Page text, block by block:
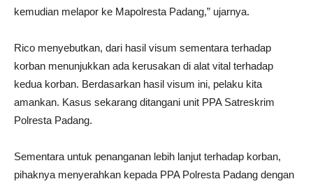
kemudian melapor ke Mapolresta Padang,” ujarnya.
Rico menyebutkan, dari hasil visum sementara terhadap
korban menunjukkan ada kerusakan di alat vital terhadap
kedua korban. Berdasarkan hasil visum ini, pelaku kita
amankan. Kasus sekarang ditangani unit PPA Satreskrim
Polresta Padang.
Sementara untuk penanganan lebih lanjut terhadap korban,
pihaknya menyerahkan kepada PPA Polresta Padang dengan